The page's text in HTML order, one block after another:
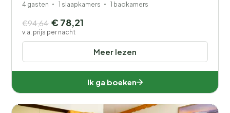
4 gasten 1 slaapkamers 1 badkamers
Meer lezen
€94,64 € 78,21
v.a. prijs per nacht
Ik ga boeken